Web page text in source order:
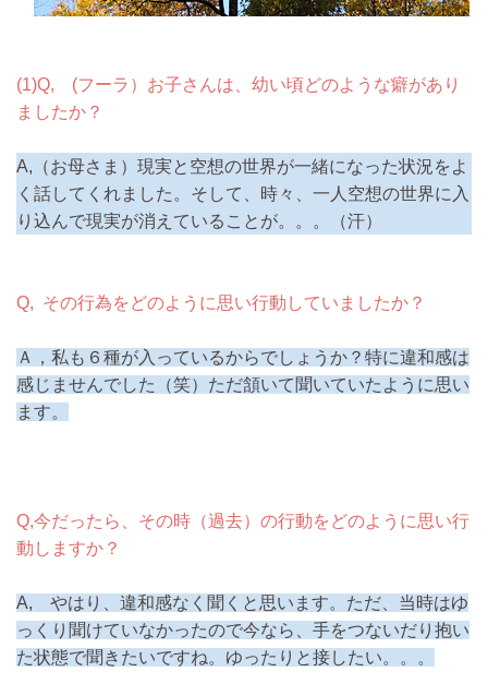
(1)Q, (フーラ）お子さんは、幼い頃どのような癖があり
ましたか？
A, （お母さま）現実と空想の世界が一緒になった状況をよ
く話してくれました。そして、時々、一人空想の世界に入
り込んで現実が消えていることが。。。（汗）
Q, その行為をどのように思い行動していましたか？
Ａ，私も６種が入っているからでしょうか？特に違和感は
感じませんでした（笑）ただ頷いて聞いていたように思い
ます。
Q,今だったら、その時（過去）の行動をどのように思い行
動しますか？
A, やはり、違和感なく聞くと思います。ただ、当時はゆ
っくり聞けていなかったので今なら、手をつないだり抱い
た状態で聞きたいですね。ゆったりと接したい。。。